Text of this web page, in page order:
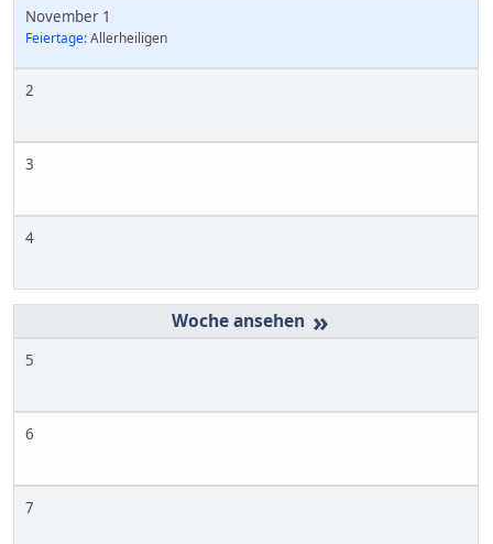
November 1
Feiertage:Allerheiligen
2
3
4
»
5
6
7